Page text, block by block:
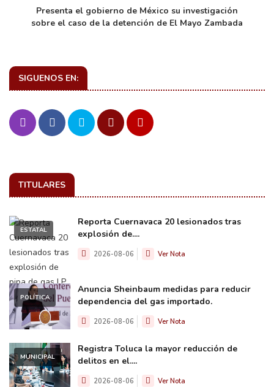
Presenta el gobierno de México su investigación
sobre el caso de la detención de El Mayo Zambada
SIGUENOS EN:
TITULARES
ESTATAL
Reporta Cuernavaca 20 lesionados tras
explosión de....
2026-08-06 Ver Nota
POLÍTICA
Anuncia Sheinbaum medidas para reducir
dependencia del gas importado.
2026-08-06 Ver Nota
MUNICIPAL
Registra Toluca la mayor reducción de
delitos en el....
2026-08-06 Ver Nota